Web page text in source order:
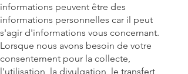
informations peuvent être des
informations personnelles car il peut
s'agir d'informations vous concernant.
Lorsque nous avons besoin de votre
consentement pour la collecte,
l'utilisation, la divulgation, le transfert